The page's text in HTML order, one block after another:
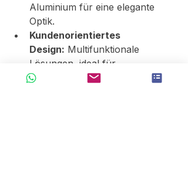
Aluminium für eine elegante
Optik.
Kundenorientiertes
Design: Multifunktionale
Lösungen, ideal für
geschlossene Wohnanlagen und